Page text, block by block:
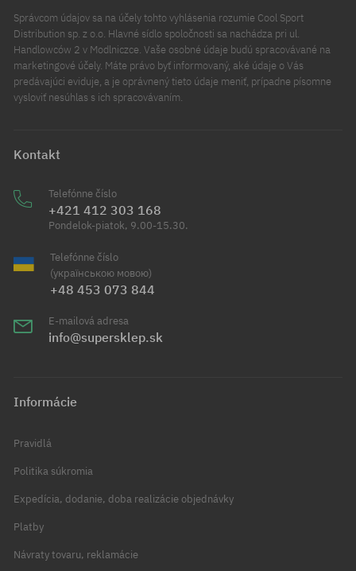
Správcom údajov sa na účely tohto vyhlásenia rozumie Cool Sport
Distribution sp. z o.o. Hlavné sídlo spoločnosti sa nachádza pri ul.
Handlowców 2 v Modlniczce. Vaše osobné údaje budú spracovávané na
marketingové účely. Máte právo byť informovaný, aké údaje o Vás
predávajúci eviduje, a je oprávnený tieto údaje meniť, prípadne písomne
vysloviť nesúhlas s ich spracovávaním.
Kontakt
Telefónne číslo
+421 412 303 168
Pondelok-piatok, 9.00-15.30.
Telefónne číslo
(українською мовою)
+48 453 073 844
E-mailová adresa
info@supersklep.sk
Informácie
Pravidlá
Politika súkromia
Expedícia, dodanie, doba realizácie objednávky
Platby
Návraty tovaru, reklamácie